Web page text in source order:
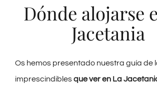
Dónde alojarse
Jacetania
Os hemos presentado nuestra guía de
imprescindiblesque ver en La